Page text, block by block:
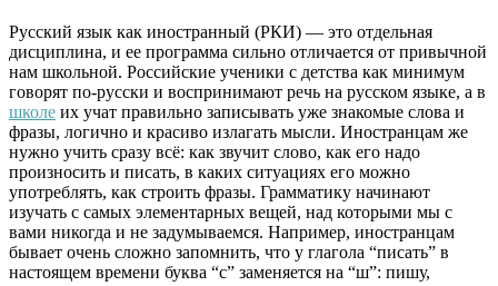
Русский язык как иностранный (РКИ) — это отдельная
дисциплина, и ее программа сильно отличается от привычной
нам школьной. Российские ученики с детства как минимум
говорят по-русски и воспринимают речь на русском языке, а в
школе их учат правильно записывать уже знакомые слова и
фразы, логично и красиво излагать мысли. Иностранцам же
нужно учить сразу всё: как звучит слово, как его надо
произносить и писать, в каких ситуациях его можно
употреблять, как строить фразы. Грамматику начинают
изучать с самых элементарных вещей, над которыми мы с
вами никогда и не задумываемся. Например, иностранцам
бывает очень сложно запомнить, что у глагола “писать” в
настоящем времени буква “с” заменяется на “ш”: пишу,